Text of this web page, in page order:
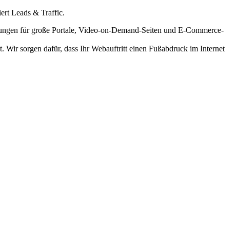
Leads & Traffic.
für große Portale, Video-on-Demand-Seiten und E-Commerce-
sorgen dafür, dass Ihr Webauftritt einen Fußabdruck im Internet